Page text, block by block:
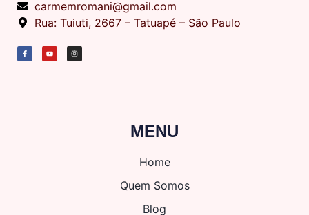
carmemromani@gmail.com
Rua: Tuiuti, 2667 – Tatuapé – São Paulo
MENU
Home
Quem Somos
Blog